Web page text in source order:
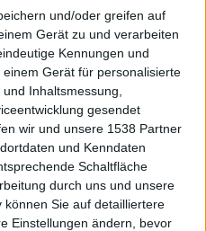
und/oder greifen auf
Gerät zu und verarbeiten
Kennungen und
Gerät für personalisierte
Inhaltsmessung,
gesendet
wir und unsere 1538 Partner
und Kenndaten
Schaltfläche
durch uns und unsere
können Sie auf detailliertere
Einstellungen ändern, bevor